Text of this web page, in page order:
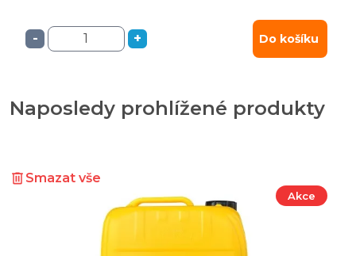
- + Do košíku
Naposledy prohlížené produkty
Smazat vše
Akce